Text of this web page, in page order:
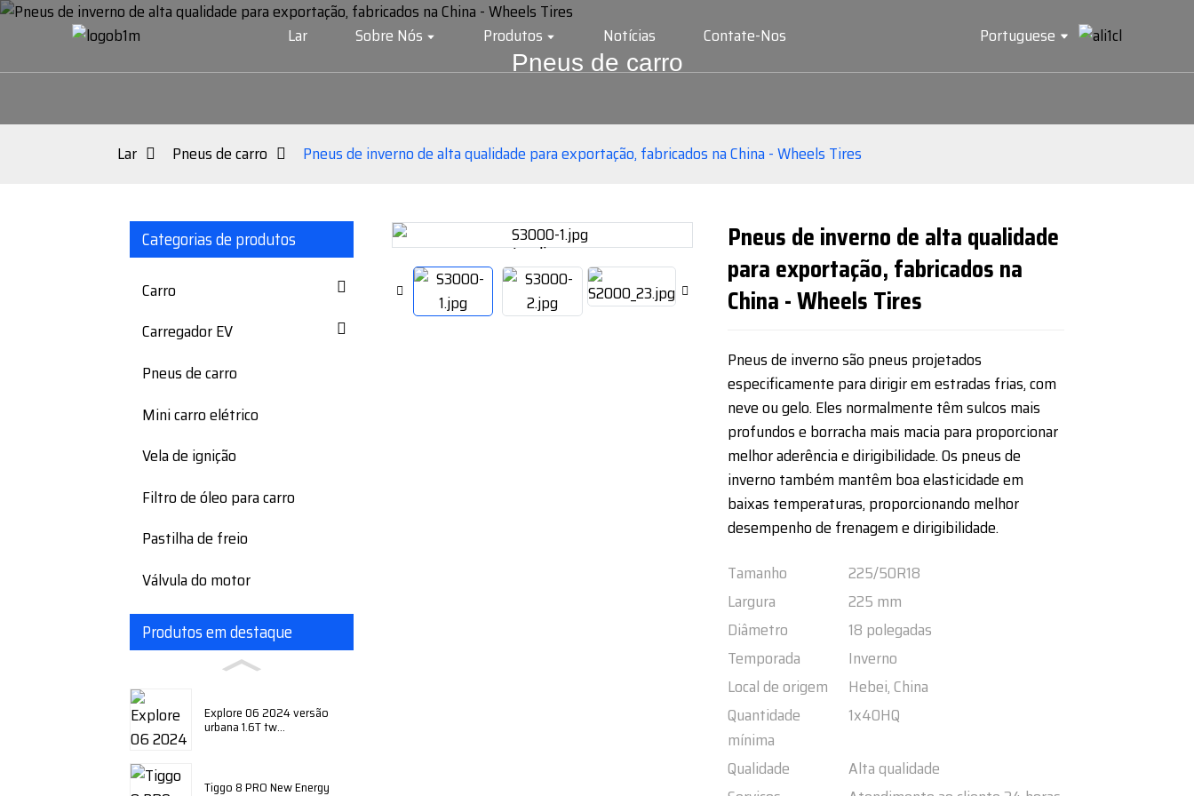
Lar Sobre Nós Produtos Notícias Contate-Nos Portuguese
Pneus de carro
Lar Pneus de carro Pneus de inverno de alta qualidade para exportação, fabricados na China - Wheels Tires
Categorias de produtos
Carro
Carregador EV
Pneus de carro
Mini carro elétrico
Vela de ignição
Filtro de óleo para carro
Pastilha de freio
Válvula do motor
Produtos em destaque
Explore 06 2024 versão
urbana 1.6T tw...
Tiggo 8 PRO New Energy
Loading...
Loading... Loading...
Loading... Loading...
Loading...
Pneus de inverno de alta qualidade
para exportação, fabricados na
China - Wheels Tires
Pneus de inverno são pneus projetados
especificamente para dirigir em estradas frias, com
neve ou gelo. Eles normalmente têm sulcos mais
profundos e borracha mais macia para proporcionar
melhor aderência e dirigibilidade. Os pneus de
inverno também mantêm boa elasticidade em
baixas temperaturas, proporcionando melhor
desempenho de frenagem e dirigibilidade.
Tamanho
225/50R18
Largura
225 mm
Diâmetro
18 polegadas
Temporada
Inverno
Local de origem
Hebei, China
Quantidade
mínima
1x40HQ
Qualidade
Alta qualidade